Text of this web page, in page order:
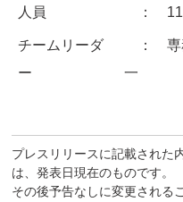
人員 ： 11
チームリーダ
ー
： 専
一
プレスリリースに記載された
は、発表日現在のものです。
その後予告なしに変更される